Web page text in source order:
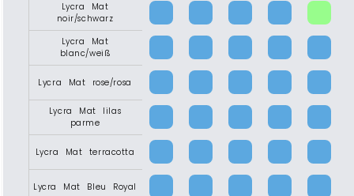
Lycra Mat
noir/schwarz
Lycra Mat
blanc/weiß
Lycra Mat rose/rosa
Lycra Mat lilas
parme
Lycra Mat terracotta
Lycra Mat Bleu Royal